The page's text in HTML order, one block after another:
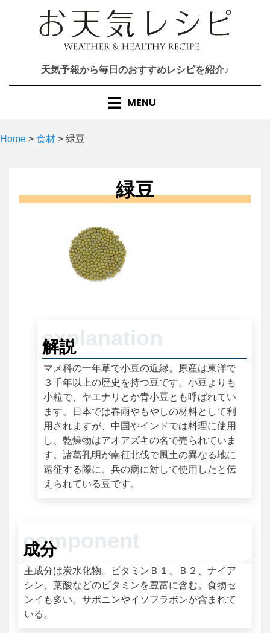
天気予報から毎日のおすすめレシピを紹介♪
MENU
Home > 食材 > 緑豆
緑豆
解説
マメ科の一年草で小豆の近縁。原産は東洋で
３千年以上の歴史を持つ豆です。小豆よりも
小粒で、ヤエナリとか青小豆とも呼ばれてい
ます。日本では春雨やもやしの材料として利
用されますが、中国やインドでは料理に使用
し、乾燥物はアオアズキの名で売られていま
す。諸葛孔明が南征北伐で風土の異なる地に
遠征する際に、兵の病に対して使用したと伝
えられている豆です。
成分
主成分は炭水化物。ビタミンＢ１、Ｂ２、ナイア
シン、葉酸などのビタミンを豊富に含む。食物セ
ンイも多い。サポニンやイソフラボンが含まれて
いる。